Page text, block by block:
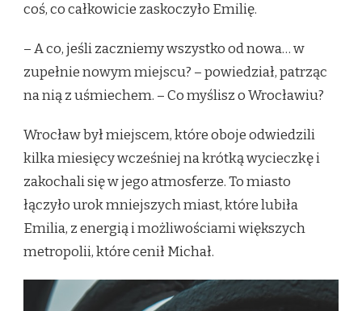
coś, co całkowicie zaskoczyło Emilię.
– A co, jeśli zaczniemy wszystko od nowa… w
zupełnie nowym miejscu? – powiedział, patrząc
na nią z uśmiechem. – Co myślisz o Wrocławiu?
Wrocław był miejscem, które oboje odwiedzili
kilka miesięcy wcześniej na krótką wycieczkę i
zakochali się w jego atmosferze. To miasto
łączyło urok mniejszych miast, które lubiła
Emilia, z energią i możliwościami większych
metropolii, które cenił Michał.